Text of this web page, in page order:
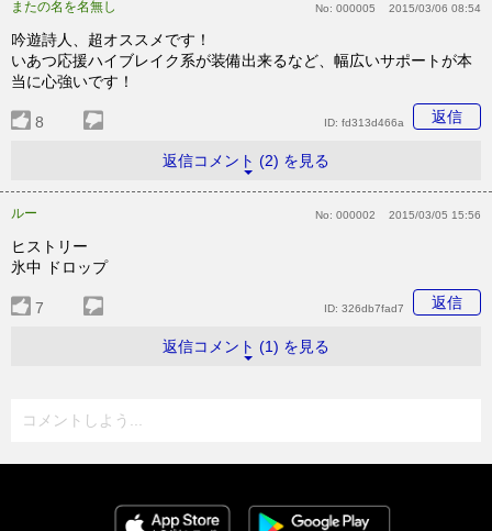
またの名を名無し No: 000005 2015/03/06 08:54
吟遊詩人、超オススメです！
いあつ応援ハイブレイク系が装備出来るなど、幅広いサポートが本
当に心強いです！
8 返信
ID: fd313d466a
返信コメント (2) を見る
ルー No: 000002 2015/03/05 15:56
ヒストリー
氷中 ドロップ
7 返信
ID: 326db7fad7
返信コメント (1) を見る
コメントしよう...